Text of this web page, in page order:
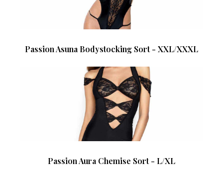
Passion Asuna Bodystocking Sort - XXL/XXXL
Passion Aura Chemise Sort - L/XL